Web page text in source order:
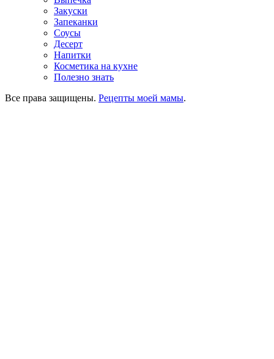
Закуски
Запеканки
Соусы
Десерт
Напитки
Косметика на кухне
Полезно знать
Все права защищены. Рецепты моей мамы.